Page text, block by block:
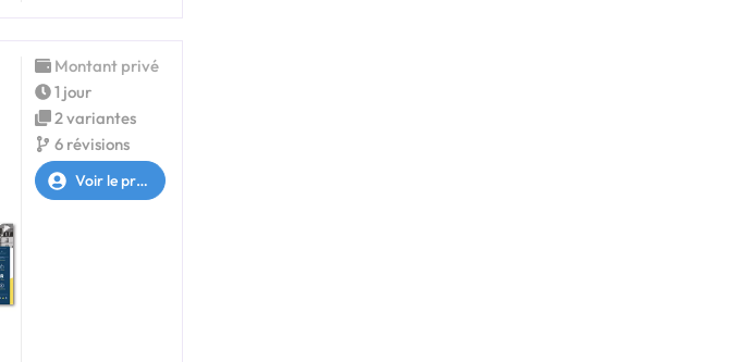
Montant privé
1 jour
2 variantes
6 révisions
Voir le profil